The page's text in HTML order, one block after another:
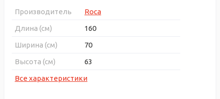
Производитель
Roca
Длина (см)
160
Ширина (см)
70
Высота (см)
63
Все характеристики